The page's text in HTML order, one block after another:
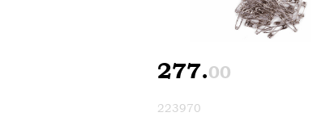
277.00
223970